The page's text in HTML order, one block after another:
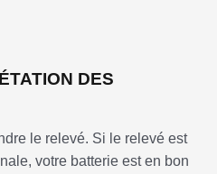
DES
le relevé. Si le relevé est
votre batterie est en bon